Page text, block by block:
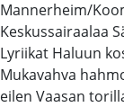
Mannerheim/
Keskussairaalaa
Lyriikat Haluun
Mukavahva
eilen Vaasan